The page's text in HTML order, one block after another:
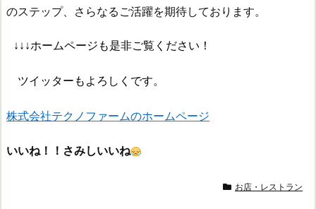
のステップ、さらなるご活躍を期待しております。
↓↓↓ホームページも是非ご覧ください！
ツイッターもよろしくです。
株式会社テクノファームのホームページ
いいね！！さみしいいね
お店・レストラン